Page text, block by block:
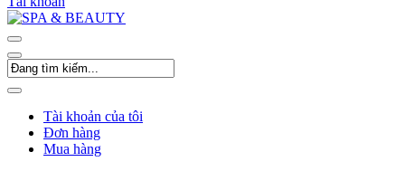
Tài khoản của tôi
Đơn hàng
Mua hàng